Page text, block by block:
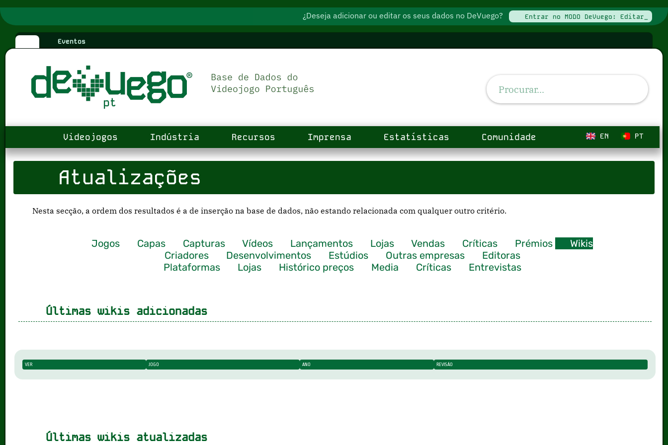
¿Deseja adicionar ou editar os seus dados no DeVuego? Entrar no MODO DeVuego: Editar_
Eventos
Videojogos Indústria Recursos Imprensa Estatísticas Comunidade PT
EN
Atualizações
Nesta secção, a ordem dos resultados é a de inserção na base de dados, não estando relacionada com qualquer outro critério.
Jogos Capas Capturas Vídeos Lançamentos Lojas Vendas Críticas Prémios
Wikis
Criadores
Desenvolvimentos Estúdios Outras empresas
Editoras
Plataformas
Lojas Histórico preços Media Críticas Entrevistas
Últimas wikis adicionadas
VER JOGO ANO REVISÁO
Últimas wikis atualizadas